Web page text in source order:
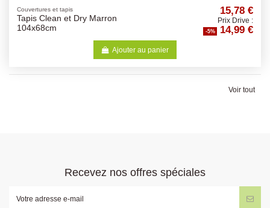
Couvertures et tapis
Tapis Clean et Dry Marron
104x68cm
15,78 €
Prix Drive :
-5% 14,99 €
Ajouter au panier
Voir tout
Recevez nos offres spéciales